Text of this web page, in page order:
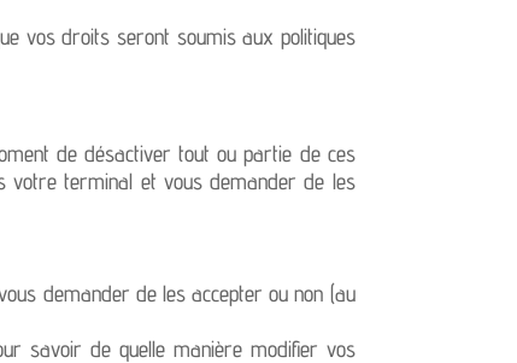
vos droits seront soumis aux politiques
de désactiver tout ou partie de ces
votre terminal et vous demander de les
demander de les accepter ou non (au
savoir de quelle manière modifier vos